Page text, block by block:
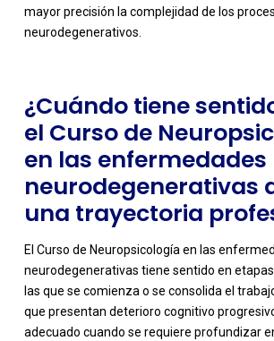
mayor precisión la complejidad de los
neurodegenerativos.
¿Cuándo tiene
el Curso de
en las enfermedades
neurodegenerativas
una trayectoria
El Curso de Neuropsicología en las
neurodegenerativas tiene sentido en
las que se comienza o se consolida el
que presentan deterioro cognitivo
adecuado cuando se requiere profundizar